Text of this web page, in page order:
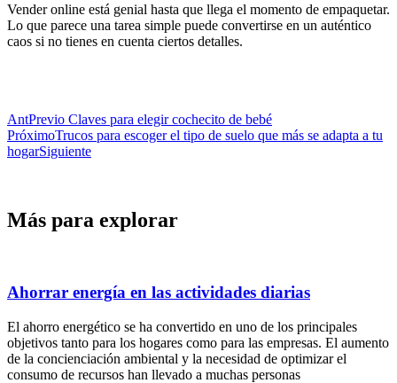
Vender online está genial hasta que llega el momento de empaquetar.
Lo que parece una tarea simple puede convertirse en un auténtico
caos si no tienes en cuenta ciertos detalles.
AntPrevio Claves para elegir cochecito de bebé
PróximoTrucos para escoger el tipo de suelo que más se adapta a tu
hogarSiguiente
Más para explorar
Ahorrar energía en las actividades diarias
El ahorro energético se ha convertido en uno de los principales
objetivos tanto para los hogares como para las empresas. El aumento
de la concienciación ambiental y la necesidad de optimizar el
consumo de recursos han llevado a muchas personas